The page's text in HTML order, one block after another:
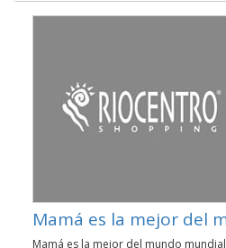
Mamá es la mejor del
Mamá es la mejor del mundo mundial